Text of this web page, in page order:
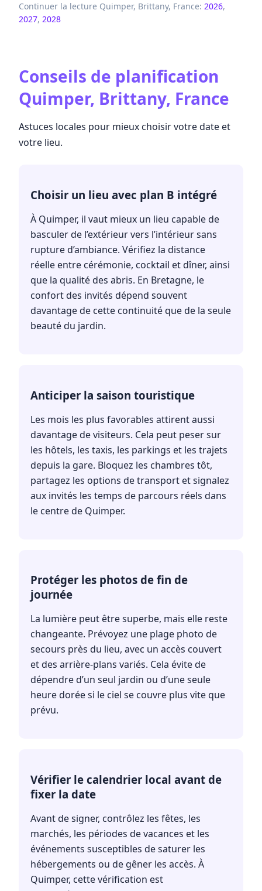
Continuer la lecture Quimper, Brittany, France: 2026,
2027, 2028
Conseils de planification
Quimper, Brittany, France
Astuces locales pour mieux choisir votre date et
votre lieu.
Choisir un lieu avec plan B intégré
À Quimper, il vaut mieux un lieu capable de
basculer de l’extérieur vers l’intérieur sans
rupture d’ambiance. Vérifiez la distance
réelle entre cérémonie, cocktail et dîner, ainsi
que la qualité des abris. En Bretagne, le
confort des invités dépend souvent
davantage de cette continuité que de la seule
beauté du jardin.
Anticiper la saison touristique
Les mois les plus favorables attirent aussi
davantage de visiteurs. Cela peut peser sur
les hôtels, les taxis, les parkings et les trajets
depuis la gare. Bloquez les chambres tôt,
partagez les options de transport et signalez
aux invités les temps de parcours réels dans
le centre de Quimper.
Protéger les photos de fin de
journée
La lumière peut être superbe, mais elle reste
changeante. Prévoyez une plage photo de
secours près du lieu, avec un accès couvert
et des arrière-plans variés. Cela évite de
dépendre d’un seul jardin ou d’une seule
heure dorée si le ciel se couvre plus vite que
prévu.
Vérifier le calendrier local avant de
fixer la date
Avant de signer, contrôlez les fêtes, les
marchés, les périodes de vacances et les
événements susceptibles de saturer les
hébergements ou de gêner les accès. À
Quimper, cette vérification est